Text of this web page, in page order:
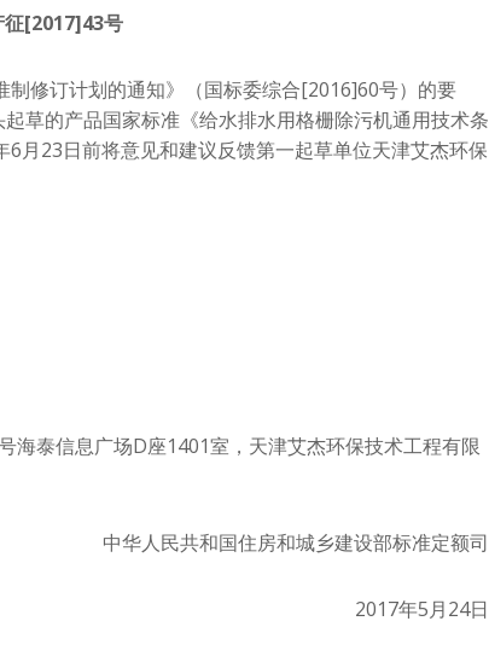
征[2017]43号
修订计划的通知》（国标委综合[2016]60号）的要
草的产品国家标准《给水排水用格栅除污机通用技术条
月23日前将意见和建议反馈第一起草单位天津艾杰环保
海泰信息广场D座1401室，天津艾杰环保技术工程有限
中华人民共和国住房和城乡建设部标准定额司
2017年5月24日